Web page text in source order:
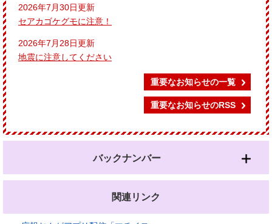
2026年7月30日更新
セアカゴケグモに注意！
2026年7月28日更新
地震に注意してください
重要なお知らせの一覧
重要なお知らせのRSS
バックナンバー
関連リンク